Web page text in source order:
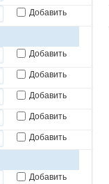
Добавить
Добавить
Добавить
Добавить
Добавить
Добавить
Добавить